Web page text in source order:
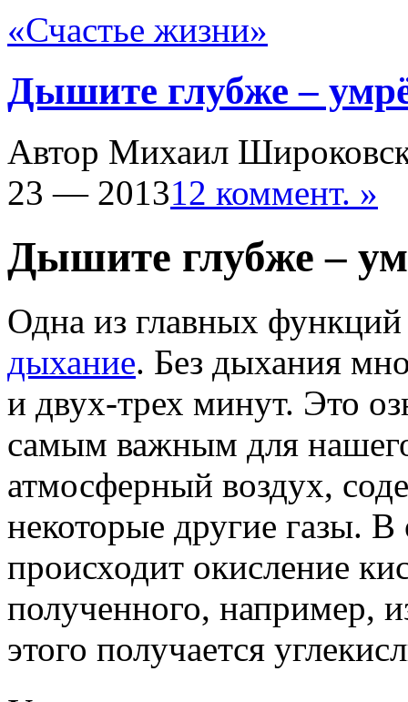
«Счастье жизни»
Дышите глубже –
Автор Михаил
23 — 201312 коммент. »
Дышите глубже –
Одна из главных
дыхание. Без дыхания
и двух-трех минут. Это
самым важным для
атмосферный воздух,
некоторые другие газы. В
происходит окисление
полученного, например,
этого получается